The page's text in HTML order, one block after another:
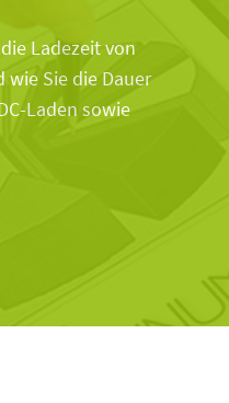
Ladezeit von
Sie die Dauer
Laden sowie